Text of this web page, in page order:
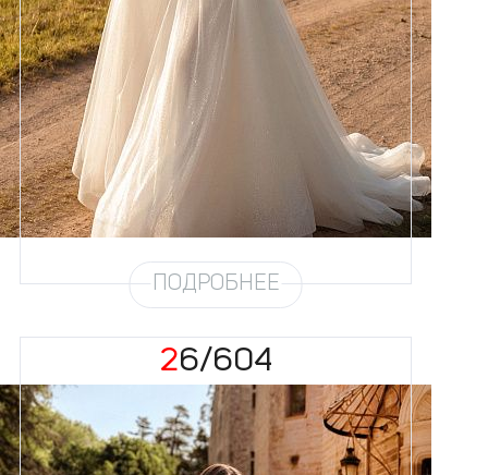
58
Цвет
Айвори
Силуэт
Пышный
Кружево
Жемчуг
Юбка
Европейка эконом + глиттер +
хорс
Глиттер
Мерцание новое 4,5 метра
Шлейф
Рукав
31
ПОДРОБНЕЕ
26/604